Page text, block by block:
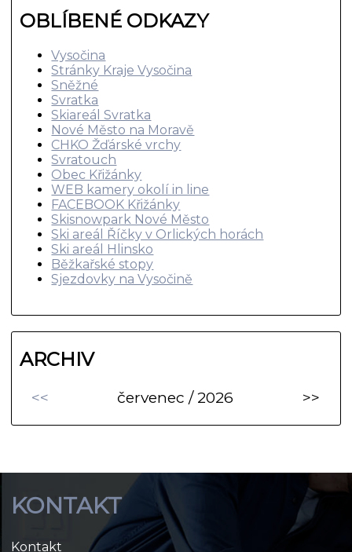
OBLÍBENÉ ODKAZY
Vysočina
Stránky Kraje Vysočina
Sněžné
Svratka
Skiareál Svratka
Nové Město na Moravě
CHKO Žďárské vrchy
Svratouch
Obec Křižánky
WEB kamery okolí in line
FACEBOOK Křižánky
Skisnowpark Nové Město
Ski areál Říčky v Orlických horách
Ski areál Hlinsko
Běžkařské stopy
Sjezdovky na Vysočině
ARCHIV
<< červenec / 2026 >>
KONTAKT
Kontakt